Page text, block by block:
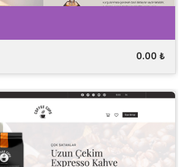
0.00 ₺